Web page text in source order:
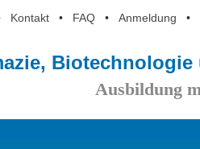
Kontakt • FAQ • Anmeldung •
Biotechnologie
Ausbildung